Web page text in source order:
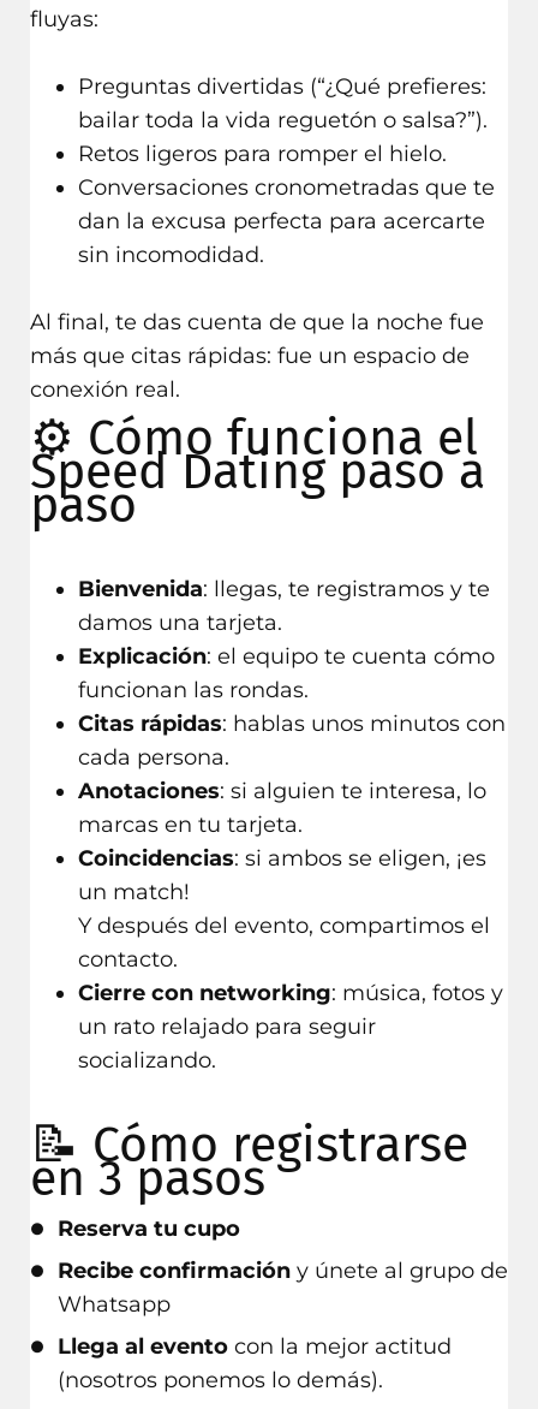
fluyas:
Preguntas divertidas (“¿Qué prefieres:
bailar toda la vida reguetón o salsa?”).
Retos ligeros para romper el hielo.
Conversaciones cronometradas que te
dan la excusa perfecta para acercarte
sin incomodidad.
Al final, te das cuenta de que la noche fue
más que citas rápidas: fue un espacio de
conexión real.
⚙️ Cómo funciona el
Speed Dating paso a
paso
Bienvenida: llegas, te registramos y te
damos una tarjeta.
Explicación: el equipo te cuenta cómo
funcionan las rondas.
Citas rápidas: hablas unos minutos con
cada persona.
Anotaciones: si alguien te interesa, lo
marcas en tu tarjeta.
Coincidencias: si ambos se eligen, ¡es
un match!
Y después del evento, compartimos el
contacto.
Cierre con networking: música, fotos y
un rato relajado para seguir
socializando.
📝 Cómo registrarse
en 3 pasos
Reserva tu cupo
Recibe confirmacióny únete al grupo de
Whatsapp
Llega al eventocon la mejor actitud
(nosotros ponemos lo demás).